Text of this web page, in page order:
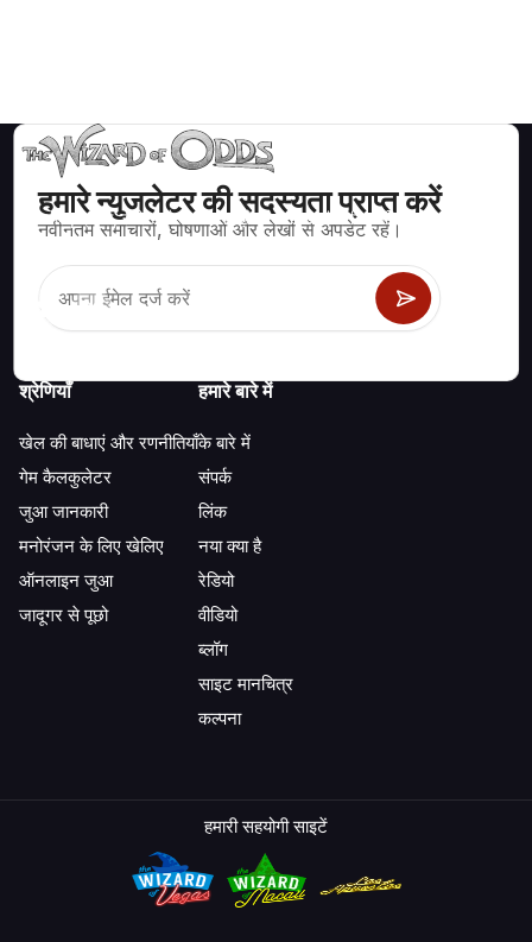
हमारे न्युजलेटर की सदस्यता प्राप्त करें
नवीनतम समाचारों, घोषणाओं और लेखों से अपडेट रहें।
ब्लैकजैक, क्रेप्स, रूलेट और अन्य सैकड़ों कैसीनो खेलों के लिए गणितीय रूप से सही
श्रेणियाँ
खेल की बाधाएं और रणनीतियाँ
गेम कैलकुलेटर
जुआ जानकारी
मनोरंजन के लिए खेलिए
ऑनलाइन जुआ
जादूगर से पूछो
हमारे बारे में
के बारे में
संपर्क
लिंक
नया क्या है
रेडियो
वीडियो
ब्लॉग
साइट मानचित्र
कल्पना
हमारी सहयोगी साइटें